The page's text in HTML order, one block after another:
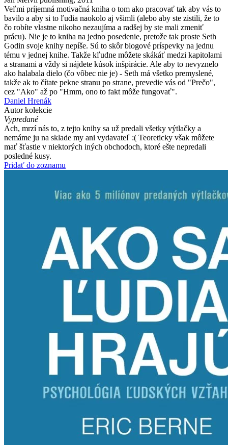
Veľmi príjemná motivačná kniha o tom ako pracovať tak aby vás to
bavilo a aby si to ľudia naokolo aj všimli (alebo aby ste zistili, že to
čo robíte vlastne nikoho nezaujíma a radšej by ste mali zmeniť
prácu). Nie je to kniha na jedno posedenie, pretože tak proste Seth
Godin svoje knihy nepíše. Sú to skôr blogové príspevky na jednu
tému v jednej knihe. Takže kľudne môžete skákáť medzi kapitolami
a stranami a vždy si nájdete kúsok inšpirácie. Ale aby to nevyznelo
ako halabala dielo (čo vôbec nie je) - Seth má všetko premyslené,
takže ak to čítate pekne stranu po strane, prevedie vás od "Prečo",
cez "Ako" až po "Hmm, ono to fakt môže fungovať".
Daniel Hrenák
Autor kolekcie
Vypredané
Ach, mrzí nás to, z tejto knihy sa už predali všetky výtlačky a
nemáme ju na sklade my ani vydavateľ :( Teoreticky však môžete
mať šťastie v niektorých iných obchodoch, ktoré ešte nepredali
posledné kusy.
Pridať do zoznamu